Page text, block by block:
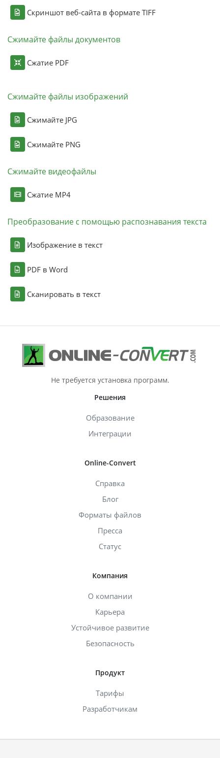
Скриншот веб-сайта в формате TIFF
Сжимайте файлы документов
Сжатие PDF
Сжимайте файлы изображений
Сжимайте JPG
Сжимайте PNG
Сжимайте видеофайлы
Сжатие MP4
Преобразование с помощью распознавания текста
Изображение в текст
PDF в Word
Сканировать в текст
Не требуется установка программ.
Решения
Образование
Интеграции
Online-Convert
Справка
Блог
Форматы файлов
Пресса
Статус
Компания
О компании
Карьера
Устойчивое развитие
Безопасность
Продукт
Тарифы
Разработчикам